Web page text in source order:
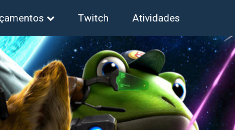
Twitch Atividades